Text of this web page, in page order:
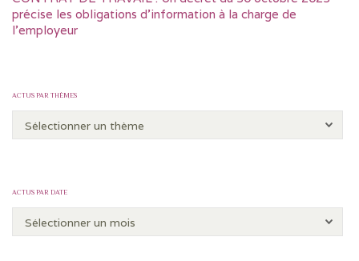
précise les obligations d’information à la charge de
l’employeur
ACTUS PAR THÈMES
ACTUS PAR DATE